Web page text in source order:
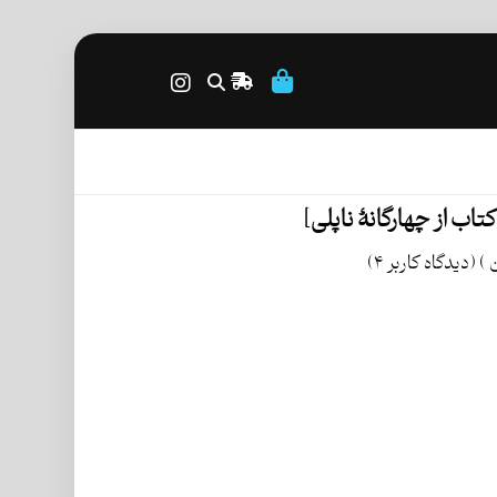
از چهارگانۀ ناپلی]
(دیدگاه کاربر۴)